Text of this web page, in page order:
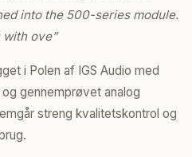
into the 500-series module.
with ove”
i Polen af IGS Audio med
gennemprøvet analog
streng kvalitetskontrol og